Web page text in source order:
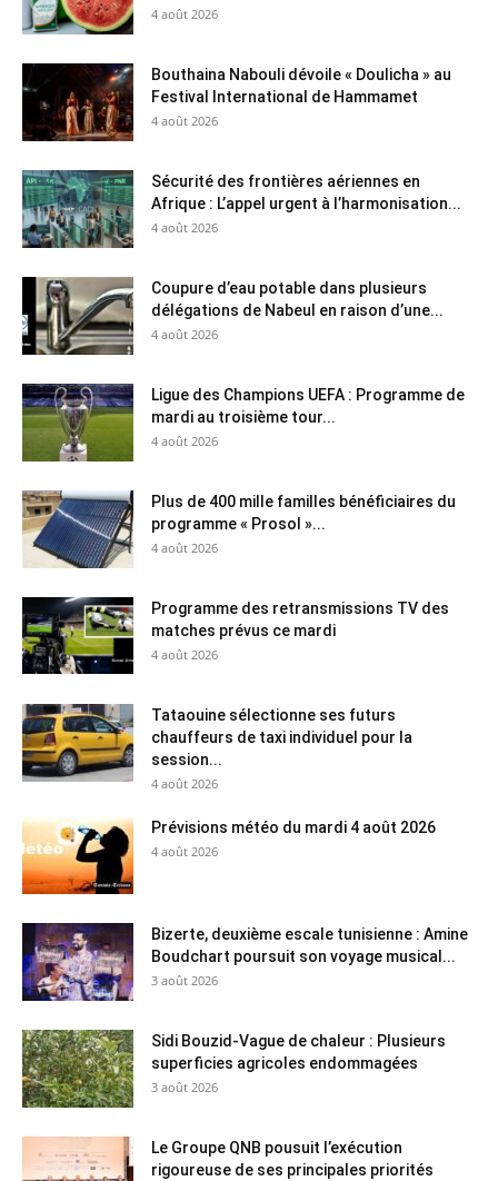
4 août 2026
Bouthaina Nabouli dévoile « Doulicha » au
Festival International de Hammamet
4 août 2026
Sécurité des frontières aériennes en
Afrique : L’appel urgent à l’harmonisation...
4 août 2026
Coupure d’eau potable dans plusieurs
délégations de Nabeul en raison d’une...
4 août 2026
Ligue des Champions UEFA : Programme de
mardi au troisième tour...
4 août 2026
Plus de 400 mille familles bénéficiaires du
programme « Prosol »...
4 août 2026
Programme des retransmissions TV des
matches prévus ce mardi
4 août 2026
Tataouine sélectionne ses futurs
chauffeurs de taxi individuel pour la
session...
4 août 2026
Prévisions météo du mardi 4 août 2026
4 août 2026
Bizerte, deuxième escale tunisienne : Amine
Boudchart poursuit son voyage musical...
3 août 2026
Sidi Bouzid-Vague de chaleur : Plusieurs
superficies agricoles endommagées
3 août 2026
Le Groupe QNB pousuit l’exécution
rigoureuse de ses principales priorités